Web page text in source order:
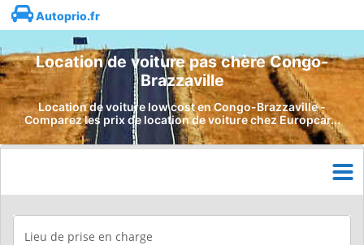
Autoprio.fr
Location de voiture pas chère Congo-
Brazzaville
Location de voiture low cost en Congo-Brazzaville -
Comparez les prix de location de voiture chez Europcar...
Lieu de prise en charge